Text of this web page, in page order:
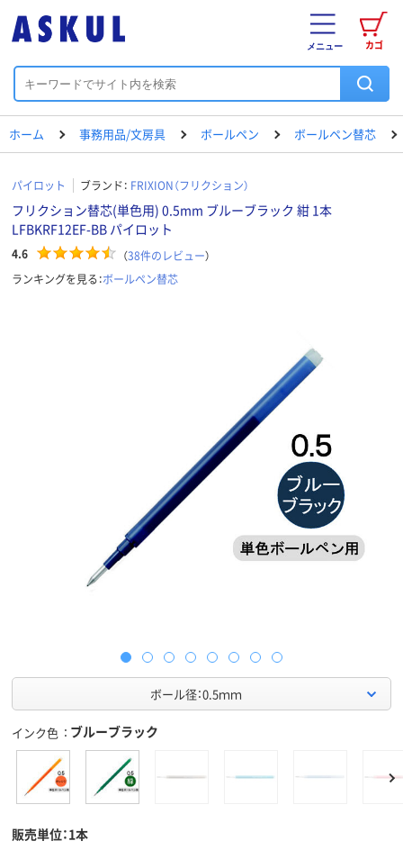
カゴ
メニュー
ホーム 事務用品/文房具 ボールペン ボールペン替芯
パイロット ブランド： FRIXION（フリクション）
フリクション替芯(単色用) 0.5mm ブルーブラック 紺 1本
LFBKRF12EF-BB パイロット
4.6 （38件のレビュー）
ランキングを見る：ボールペン替芯
ボール径：0.5ｍｍ
インク色 ブルーブラック
販売単位：1本